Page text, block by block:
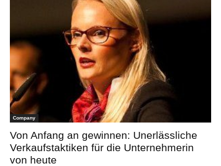
Company
Von Anfang an gewinnen: Unerlässliche
Verkaufstaktiken für die Unternehmerin
von heute